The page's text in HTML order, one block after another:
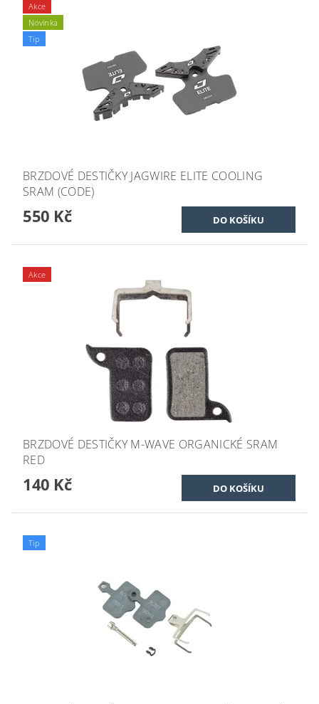
Akce
Novinka
Tip
BRZDOVÉ DESTIČKY JAGWIRE ELITE COOLING
SRAM (CODE)
550 Kč
Akce
BRZDOVÉ DESTIČKY M-WAVE ORGANICKÉ SRAM
RED
140 Kč
Tip